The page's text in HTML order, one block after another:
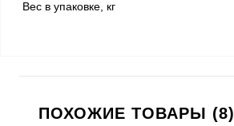
Вес в упаковке, кг
ПОХОЖИЕ ТОВАРЫ (8)